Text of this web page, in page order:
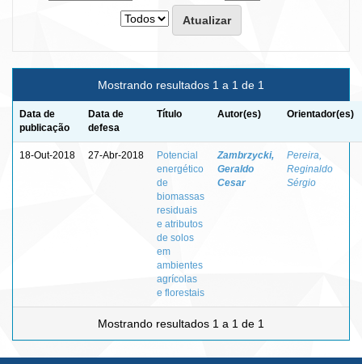
Mostrando resultados 1 a 1 de 1
Data de
publicação
Data de
defesa
Título Autor(es) Orientador(es)
18-Out-2018 27-Abr-2018
Potencial
energético
de
biomassas
residuais
e atributos
de solos
em
ambientes
agrícolas
e florestais
Zambrzycki,
Geraldo
Cesar
Pereira,
Reginaldo
Sérgio
Mostrando resultados 1 a 1 de 1